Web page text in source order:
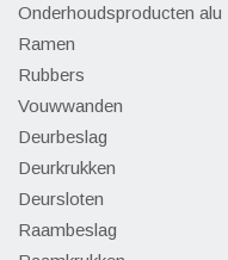
Onderhoudsproducten alu
Ramen
Rubbers
Vouwwanden
Deurbeslag
Deurkrukken
Deursloten
Raambeslag